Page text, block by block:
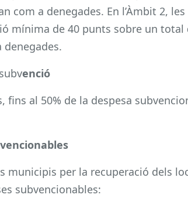
com a denegades. En l’Àmbit 2,
mínima de 40 punts sobre un total
denegades.
enció
fins al 50% de la despesa
municipis per la recuperació dels
subvencionables: